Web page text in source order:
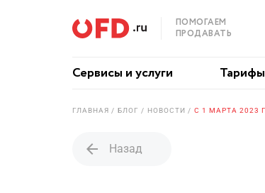
ПОМОГАЕМ
ПРОДАВАТЬ
Сервисы и услуги Тарифы
ГЛАВНАЯ БЛОГ НОВОСТИ
arrow_back Назад